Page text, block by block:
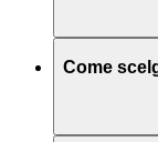
Come